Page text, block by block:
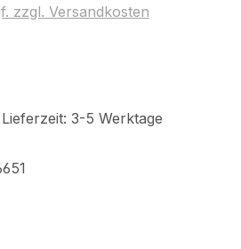
zzgl. Versandkosten
von 5 von 5 Sternen
3-5 Werktage